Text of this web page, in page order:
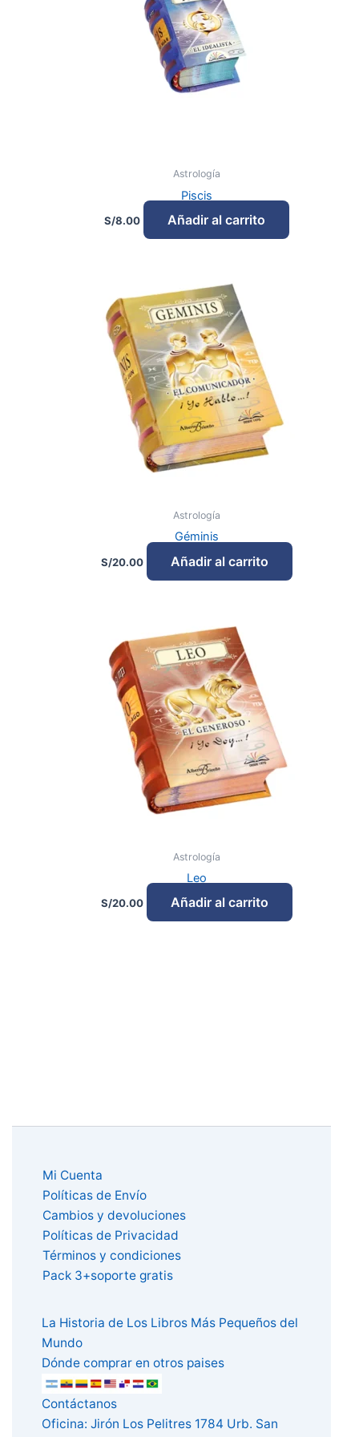
Astrología
Piscis
S/8.00 Añadir al carrito
Astrología
Géminis
S/20.00 Añadir al carrito
Astrología
Leo
S/20.00 Añadir al carrito
Mi Cuenta
Políticas de Envío
Cambios y devoluciones
Políticas de Privacidad
Términos y condiciones
Pack 3+soporte gratis
La Historia de Los Libros Más Pequeños del
Mundo
Dónde comprar en otros paises
Contáctanos
Oficina: Jirón Los Pelitres 1784 Urb. San